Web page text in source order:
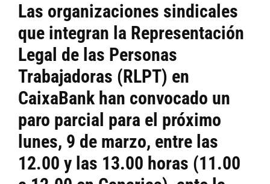
Las organizaciones sindicales
que integran la Representación
Legal de las Personas
Trabajadoras (RLPT) en
CaixaBank han convocado un
paro parcial para el próximo
lunes, 9 de marzo, entre las
12.00 y las 13.00 horas (11.00